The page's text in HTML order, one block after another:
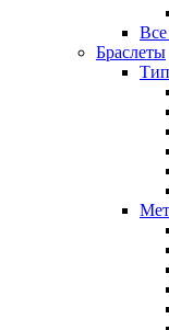
Все
Браслеты
Тип